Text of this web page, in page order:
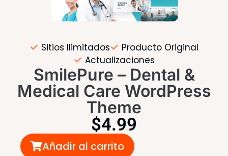
Sitios Ilimitados
Producto Original
Actualizaciones
SmilePure – Dental &
Medical Care WordPress
Theme
$4.99
Añadir al carrito